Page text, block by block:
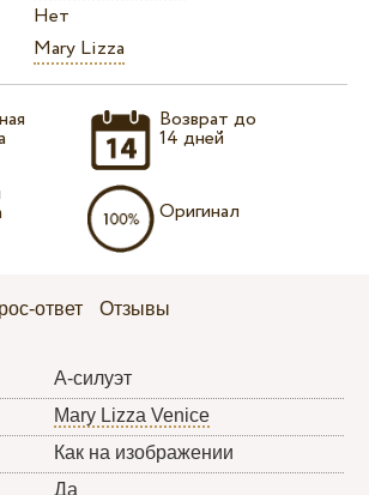
Нет
Mary Lizza
Возврат до
14 дней
Оригинал
ответ Отзывы
А-силуэт
Mary Lizza Venice
Как на изображении
Да